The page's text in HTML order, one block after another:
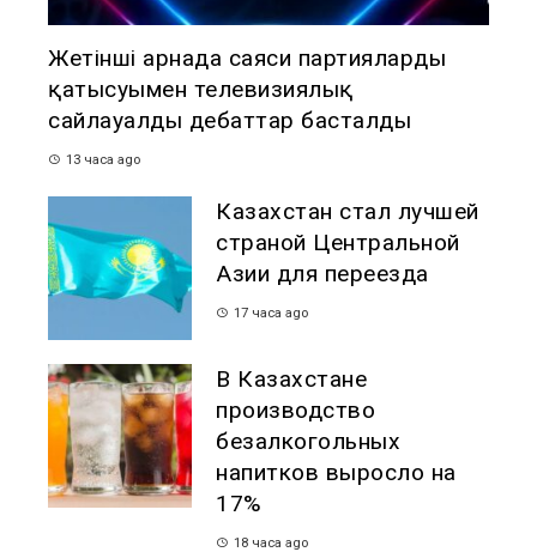
Жетінші арнада саяси партиялардың
қатысуымен телевизиялық
сайлауалды дебаттар басталды
13 часа ago
Казахстан стал лучшей
страной Центральной
Азии для переезда
17 часа ago
В Казахстане
производство
безалкогольных
напитков выросло на
17%
18 часа ago